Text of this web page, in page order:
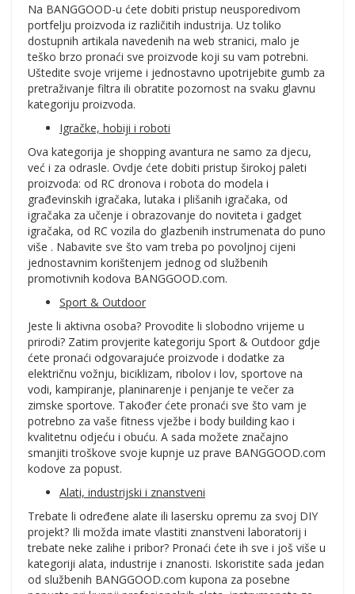
Na BANGGOOD-u ćete dobiti pristup neusporedivom
portfelju proizvoda iz različitih industrija. Uz toliko
dostupnih artikala navedenih na web stranici, malo je
teško brzo pronaći sve proizvode koji su vam potrebni.
Uštedite svoje vrijeme i jednostavno upotrijebite gumb za
pretraživanje filtra ili obratite pozornost na svaku glavnu
kategoriju proizvoda.
Igračke, hobiji i roboti
Ova kategorija je shopping avantura ne samo za djecu,
već i za odrasle. Ovdje ćete dobiti pristup širokoj paleti
proizvoda: od RC dronova i robota do modela i
građevinskih igračaka, lutaka i plišanih igračaka, od
igračaka za učenje i obrazovanje do noviteta i gadget
igračaka, od RC vozila do glazbenih instrumenata do puno
više . Nabavite sve što vam treba po povoljnoj cijeni
jednostavnim korištenjem jednog od službenih
promotivnih kodova BANGGOOD.com.
Sport & Outdoor
Jeste li aktivna osoba? Provodite li slobodno vrijeme u
prirodi? Zatim provjerite kategoriju Sport & Outdoor gdje
ćete pronaći odgovarajuće proizvode i dodatke za
električnu vožnju, biciklizam, ribolov i lov, sportove na
vodi, kampiranje, planinarenje i penjanje te večer za
zimske sportove. Također ćete pronaći sve što vam je
potrebno za vaše fitness vježbe i body building kao i
kvalitetnu odjeću i obuću. A sada možete značajno
smanjiti troškove svoje kupnje uz prave BANGGOOD.com
kodove za popust.
Alati, industrijski i znanstveni
Trebate li određene alate ili lasersku opremu za svoj DIY
projekt? Ili možda imate vlastiti znanstveni laboratorij i
trebate neke zalihe i pribor? Pronaći ćete ih sve i još više u
kategoriji alata, industrije i znanosti. Iskoristite sada jedan
od službenih BANGGOOD.com kupona za posebne